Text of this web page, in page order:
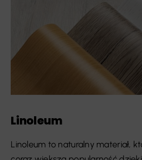
Linoleum
Linoleum to naturalny materiał,